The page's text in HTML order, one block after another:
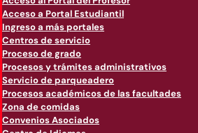
Acceso a Portal Estudiantil
Ingreso a más portales
Centros de servicio
Proceso de grado
Procesos y trámites administrativos
Servicio de parqueadero
Procesos académicos de las facultades
Zona de comidas
Convenios Asociados